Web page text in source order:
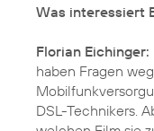
Was interessiert
Florian Eichinger:
haben Fragen
DSL-Technikers.